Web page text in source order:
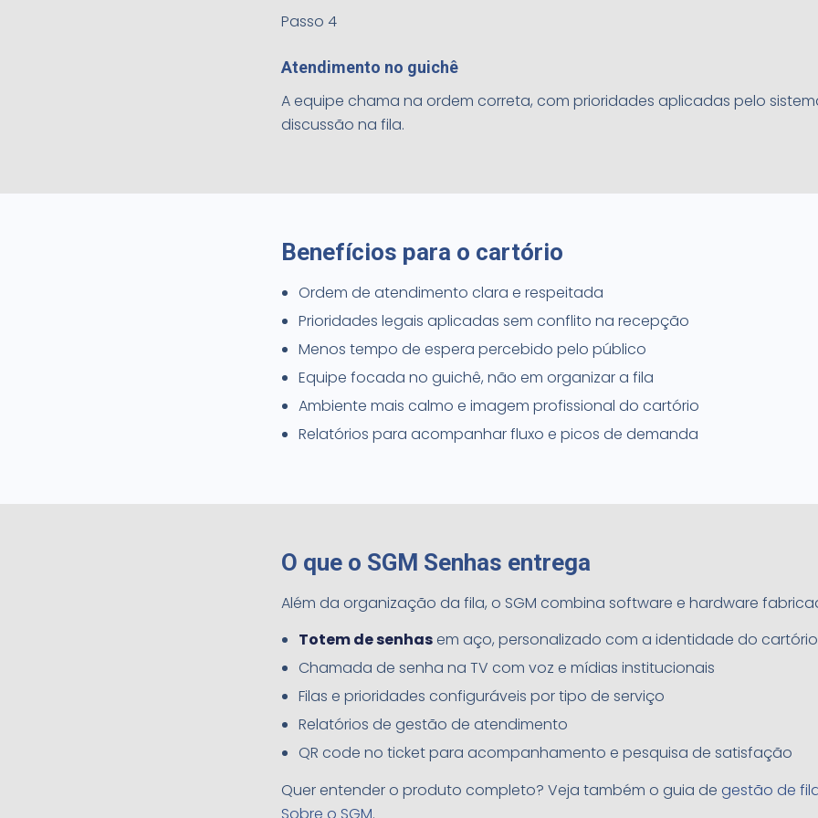
Passo 4
Atendimento no guichê
A equipe chama na ordem correta, com prioridades aplicadas pelo
discussão na fila.
Benefícios para o cartório
Ordem de atendimento clara e respeitada
Prioridades legais aplicadas sem conflito na recepção
Menos tempo de espera percebido pelo público
Equipe focada no guichê, não em organizar a fila
Ambiente mais calmo e imagem profissional do cartório
Relatórios para acompanhar fluxo e picos de demanda
O que o SGM Senhas entrega
Além da organização da fila, o SGM combina software e hardware
Totem de senhasem aço, personalizado com a identidade do cartório
Chamada de senha na TV com voz e mídias institucionais
Filas e prioridades configuráveis por tipo de serviço
Relatórios de gestão de atendimento
QR code no ticket para acompanhamento e pesquisa de satisfação
Quer entender o produto completo? Veja também o guia de gestão de
Sobre o SGM.